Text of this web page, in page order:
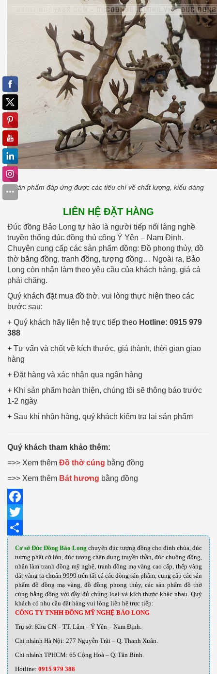
Sản phẩm đáp ứng được các tiêu chí về chất lượng, kiểu dáng
LIÊN HỆ ĐẶT HÀNG
Đúc đồng Bảo Long tự hào là người tiếp nối làng nghề
truyền thống đúc đồng thủ công Ý Yên – Nam Định.
Chuyên cung cấp các sản phẩm đồng: Đồ phong thủy, đồ
thờ bằng đồng, tranh đồng, tượng đồng… Ngoài ra, Bảo
Long còn nhận làm theo yêu cầu của khách hàng, giá cả
phải chăng.
Quý khách đặt mua đồ thờ, vui lòng thực hiện theo các
bước sau:
+ Quý khách hãy liên hệ trực tiếp theo Hotline: 0915 979
388
+ Tư vấn và chốt về kích thước, giá thành, thời gian giao
hàng
+ Đặt hàng và xác nhận qua ngân hàng
+ Khi sản phẩm hoàn thiện, chúng tôi sẽ thông báo trước
1-2 ngày
+ Sau khi nhận hàng, quý khách kiểm tra lại sản phẩm
Quý khách tham khảo thêm:
=>> Xem thêm Đồ thờ cúng bằng đồng
=>> Xem thêm Bát hương bằng đồng
Facebook
Twitter
ShareCơ sở Đúc Đồng Bảo Long chuyên đúc tượng đồng cho đình chùa, đúc
tượng phật cỡ lớn, đúc tượng chân dung truyền thần, đúc chuông đồng,
nhận làm tranh đồng mỹ nghệ, tranh đồng mạ vàng cao cấp, thếp vàng
dát vàng ta chuẩn 9999 trên tất cả các dòng sản phẩm, cung cấp các sản
phẩm đồ đồng mạ vàng, đồ đồng phong thủy, các sản phẩm đồ thờ
cúng bằng đồng với đầy đủ chủng loại và kích thước khác nhau Quý
khách có nhu cầu đặt hàng vui lòng liên hệ trực tiếp:
CÔNG TY TNHH ĐỒNG MỸ NGHỆ BẢO LONG
Trụ sở: Khu CN – TT. Lâm – Ý Yên – Nam Định.
Chi nhánh Hà Nội: 277 Nguyễn Trãi – Q. Thanh Xuân.
Chi nhánh TPHCM: 65 Cộng Hoà – Q. Tân Bình.
Hotline: 0915 979 388